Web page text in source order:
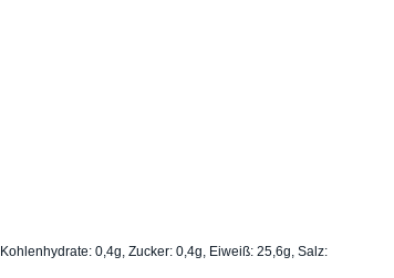
0,4g, Zucker: 0,4g, Eiweiß: 25,6g, Salz: